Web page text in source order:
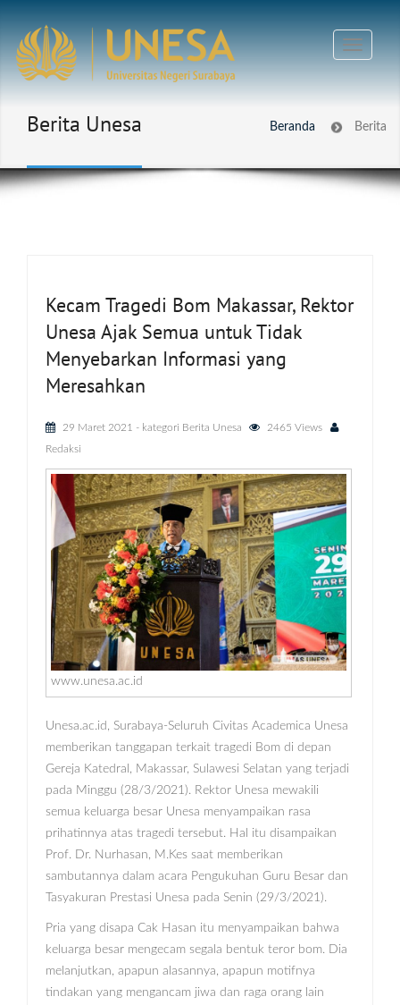
Berita Unesa Beranda Berita
Kecam Tragedi Bom Makassar, Rektor
Unesa Ajak Semua untuk Tidak
Menyebarkan Informasi yang
Meresahkan
29 Maret 2021 - kategori Berita Unesa
2465 Views
Redaksi
www.unesa.ac.id
Unesa.ac.id, Surabaya-Seluruh Civitas Academica Unesa
memberikan tanggapan terkait tragedi Bom di depan
Gereja Katedral, Makassar, Sulawesi Selatan yang terjadi
pada Minggu (28/3/2021). Rektor Unesa mewakili
semua keluarga besar Unesa menyampaikan rasa
prihatinnya atas tragedi tersebut. Hal itu disampaikan
Prof. Dr. Nurhasan, M.Kes saat memberikan
sambutannya dalam acara Pengukuhan Guru Besar dan
Tasyakuran Prestasi Unesa pada Senin (29/3/2021).
Pria yang disapa Cak Hasan itu menyampaikan bahwa
keluarga besar mengecam segala bentuk teror bom. Dia
melanjutkan, apapun alasannya, apapun motifnya
tindakan yang mengancam jiwa dan raga orang lain